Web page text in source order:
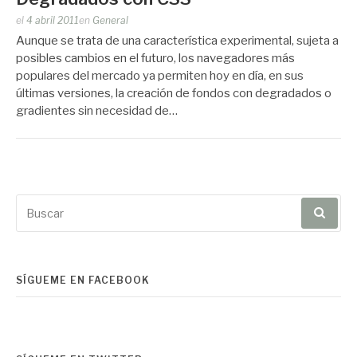
Publicado
por
Zootropo
el 4 abril 2011en General
Aunque se trata de una característica experimental, sujeta a
posibles cambios en el futuro, los navegadores más
populares del mercado ya permiten hoy en día, en sus
últimas versiones, la creación de fondos con degradados o
gradientes sin necesidad de…
por:
SÍGUEME EN FACEBOOK